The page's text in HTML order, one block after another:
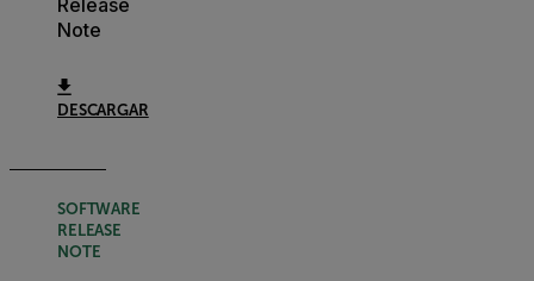
Release
Note
DESCARGAR
SOFTWARE
RELEASE
NOTE